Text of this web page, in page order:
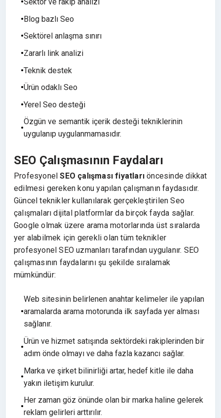
Blog bazlı Seo
Sektörel anlaşma sınırı
Zararlı link analizi
Teknik destek
Ürün odaklı Seo
Yerel Seo desteği
Özgün ve semantik içerik desteği tekniklerinin
uygulanıp uygulanmamasıdır.
SEO Çalışmasının Faydaları
ProfesyonelSEO çalışması fiyatları öncesinde dikkat
edilmesi gereken konu yapılan çalışmanın faydasıdır.
Güncel teknikler kullanılarak gerçekleştirilen Seo
çalışmaları dijital platformlar da birçok fayda sağlar.
Google olmak üzere arama motorlarında üst sıralarda
yer alabilmek için gerekli olan tüm teknikler
profesyonel SEO uzmanları tarafından uygulanır. SEO
çalışmasının faydalarını şu şekilde sıralamak
mümkündür:
Web sitesinin belirlenen anahtar kelimeler ile yapılan
aramalarda arama motorunda ilk sayfada yer alması
sağlanır.
Ürün ve hizmet satışında sektördeki rakiplerinden bir
adım önde olmayı ve daha fazla kazancı sağlar.
Marka ve şirket bilinirliği artar, hedef kitle ile daha
yakın iletişim kurulur.
Her zaman göz önünde olan bir marka haline gelerek
reklam gelirleri arttırılır.